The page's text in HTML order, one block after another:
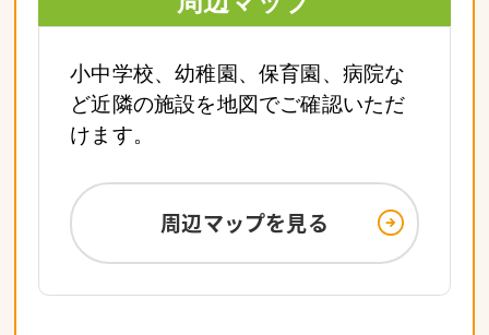
小中学校、幼稚園、保育園、病院な
ど近隣の施設を地図でご確認いただ
けます。
周辺マップを見る